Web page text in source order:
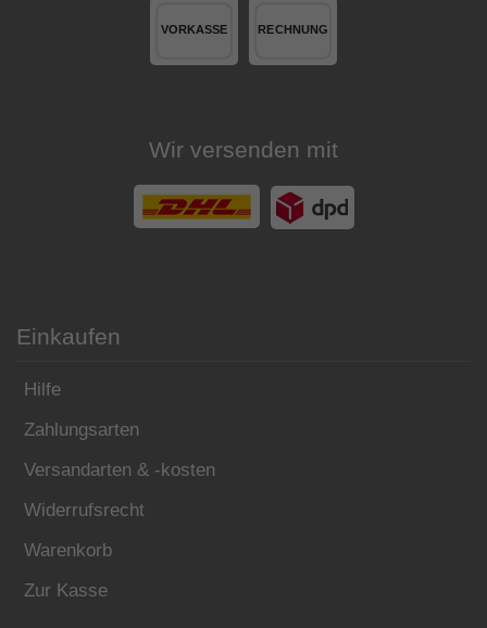
Wir versenden mit
Einkaufen
Hilfe
Zahlungsarten
Versandarten & -kosten
Widerrufsrecht
Warenkorb
Zur Kasse